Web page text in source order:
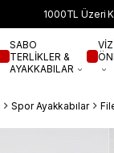
1000TL Üzeri
SABO
TERLİKLER &
AYAKKABILAR
Spor Ayakkabılar